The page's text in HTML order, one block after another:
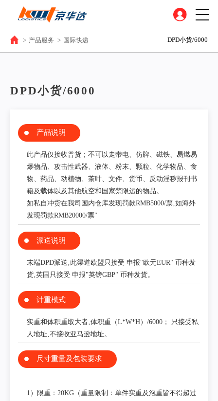
> 产品服务 > 国际快递 DPD小货/6000
DPD小货/6000
产品说明
此产品仅接收普货；不可以走带电、仿牌、磁铁、易燃易
爆物品、攻击性武器、液体、粉末、颗粒、化学物品、食
物、药品、动植物、茶叶、文件、货币、反动淫秽报刊书
籍及载体以及其他航空和国家禁限运的物品。
如私自冲货在我司国内仓库发现罚款RMB5000/票‚如海外
发现罚款RMB20000/票"
派送说明
末端DPD派送‚此渠道欧盟只接受 申报"欧元EUR" 币种发
货‚英国只接受 申报"英镑GBP" 币种发货。
计重模式
实重和体积重取大者‚体积重（L*W*H）/6000； 只接受私
人地址‚不接收亚马逊地址。
尺寸重量及包装要求
1）限重：20KG（重量限制：单件实重及泡重皆不得超过